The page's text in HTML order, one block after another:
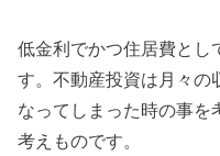
低金利でかつ住居費とし
す。不動産投資は月々の
なってしまった時の事を
考えものです。